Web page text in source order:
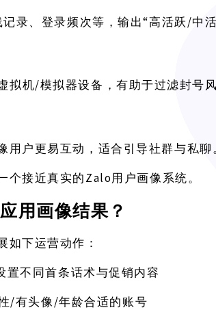
录、登录频次等，输出“高活跃/中
拟机/模拟器设备，有助于过滤封号
户更易互动，适合引导社群与私聊
个接近真实的 Zalo用户画像系统。
用画像结果？
如下运营动作：
置不同首条话术与促销内容
/有头像/年龄合适的账号